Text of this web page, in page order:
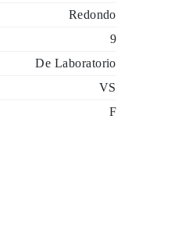
Redondo
9
De Laboratorio
VS
F